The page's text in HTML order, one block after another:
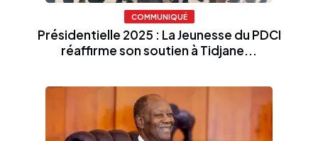
COMMUNIQUÉ
Présidentielle 2025 : La Jeunesse du PDCI
réaffirme son soutien à Tidjane...